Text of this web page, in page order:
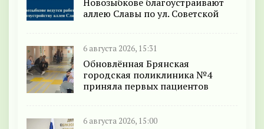
аллею Славы по ул. Советской
6 августа 2026, 15:31
Обновлённая Брянская
городская поликлиника №4
приняла первых пациентов
6 августа 2026, 15:00